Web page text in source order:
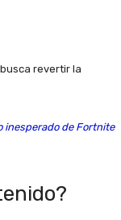
revertir la
inesperado de Fortnite